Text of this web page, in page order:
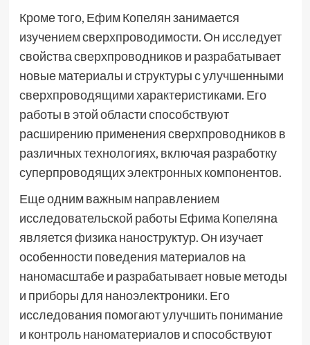
Кроме того, Ефим Копелян занимается
изучением сверхпроводимости. Он исследует
свойства сверхпроводников и разрабатывает
новые материалы и структуры с улучшенными
сверхпроводящими характеристиками. Его
работы в этой области способствуют
расширению применения сверхпроводников в
различных технологиях, включая разработку
суперпроводящих электронных компонентов.
Еще одним важным направлением
исследовательской работы Ефима Копеляна
является физика наноструктур. Он изучает
особенности поведения материалов на
наномасштабе и разрабатывает новые методы
и приборы для наноэлектроники. Его
исследования помогают улучшить понимание
и контроль наноматериалов и способствуют